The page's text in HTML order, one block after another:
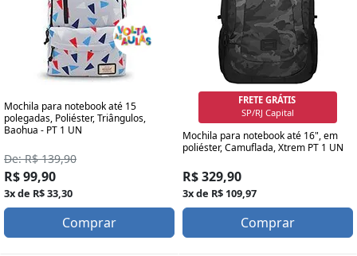
Mochila para notebook até 15
polegadas, Poliéster, Triângulos,
Baohua - PT 1 UN
De: R$ 139,90
R$ 99,90
3x de R$ 33,30
Comprar
FRETE GRÁTIS
SP/RJ Capital
Mochila para notebook até 16", em
poliéster, Camuflada, Xtrem PT 1 UN
R$ 329,90
3x de R$ 109,97
Comprar